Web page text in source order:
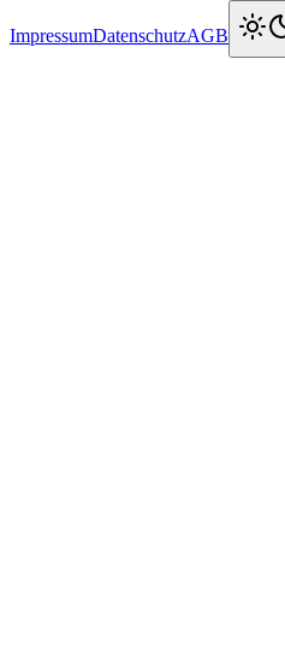
ImpressumDatenschutzAGB